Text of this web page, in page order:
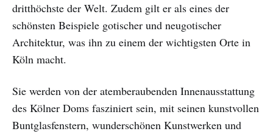
dritthöchste der Welt. Zudem gilt er als eines der
schönsten Beispiele gotischer und neugotischer
Architektur, was ihn zu einem der wichtigsten Orte in
Köln macht.
Sie werden von der atemberaubenden Innenausstattung
des Kölner Doms fasziniert sein, mit seinen kunstvollen
Buntglasfenstern, wunderschönen Kunstwerken und